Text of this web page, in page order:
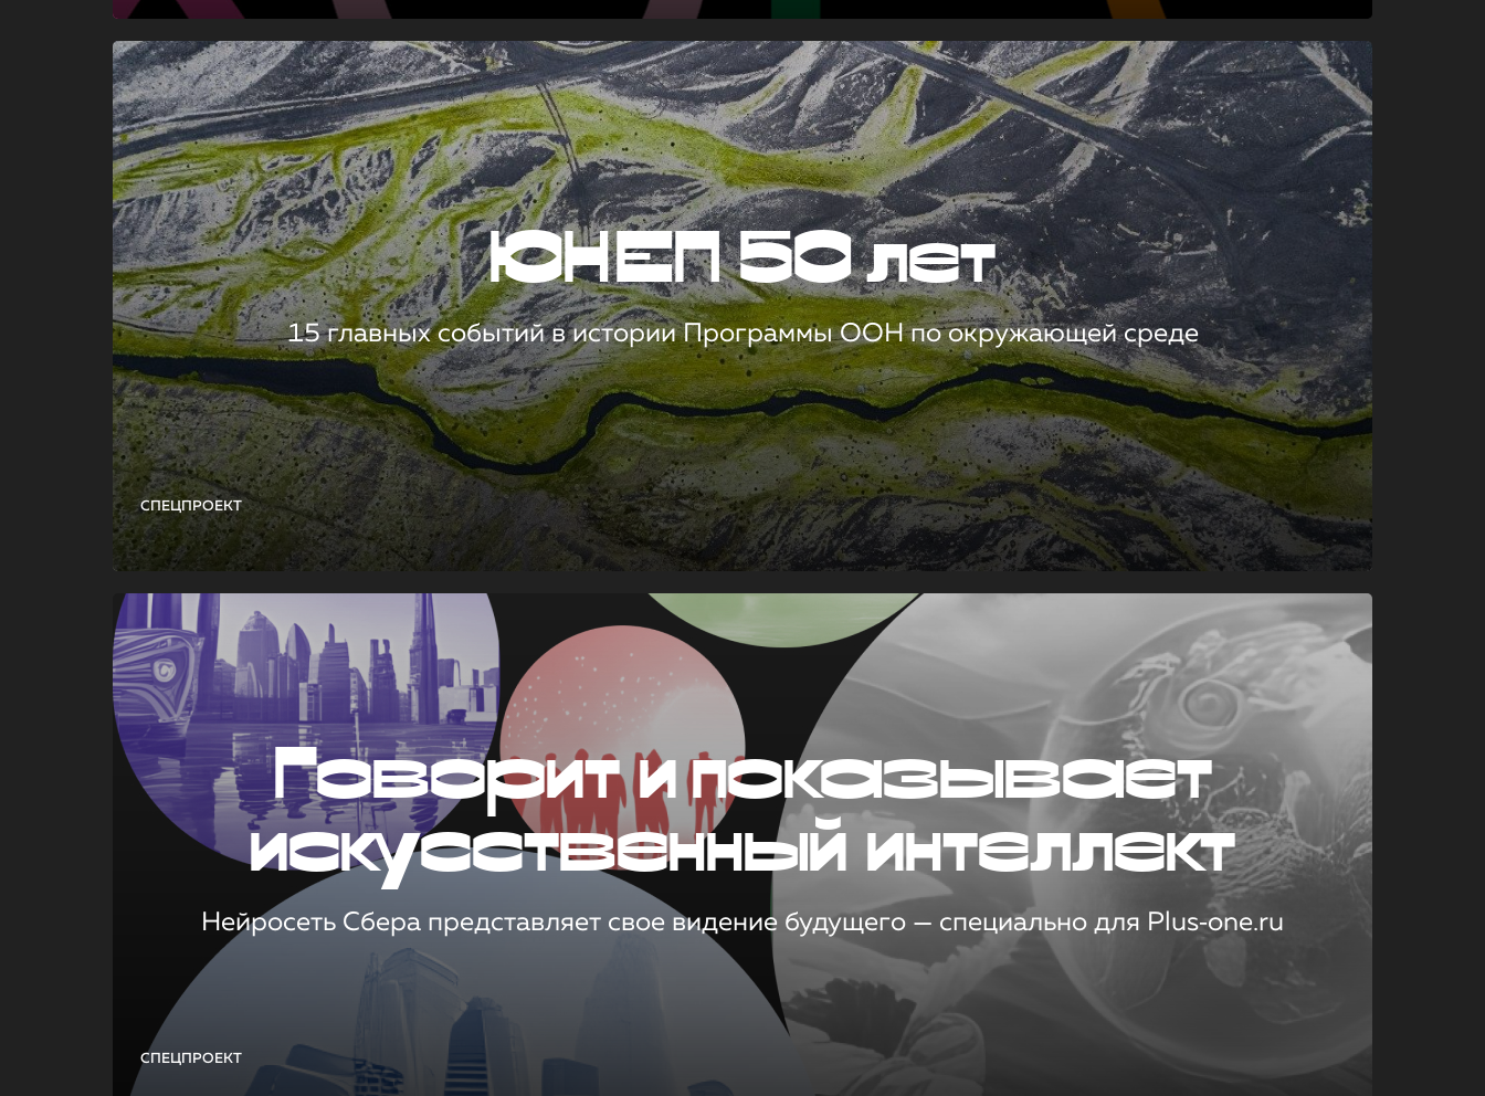
СПЕЦПРОЕКТ
ЮНЕП 50 лет
15 главных событий в истории Программы ООН по окружающей среде
СПЕЦПРОЕКТ
Говорит и показывает
искусственный интеллект
Нейросеть Сбера представляет свое видение будущего — специально для Plus‑one.ru